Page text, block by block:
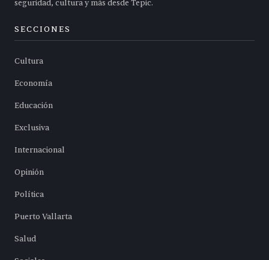
seguridad, cultura y más desde Tepic.
SECCIONES
Cultura
Economía
Educación
Exclusiva
Internacional
Opinión
Política
Puerto Vallarta
Salud